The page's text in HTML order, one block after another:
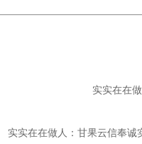
实实在在
实实在在做人：甘果云信奉